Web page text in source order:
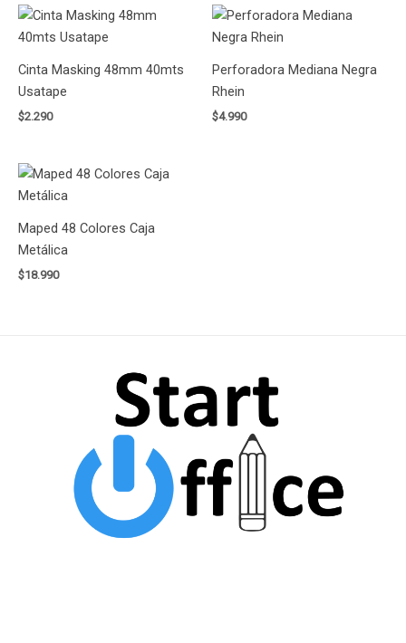
de 5
Cinta Masking 48mm 40mts
Usatape
$2.290
Perforadora Mediana Negra
Rhein
$4.990
Maped 48 Colores Caja
Metálica
$18.990